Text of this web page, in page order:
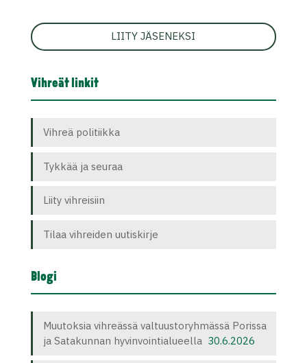
LIITY JÄSENEKSI
Vihreät linkit
Vihreä politiikka
Tykkää ja seuraa
Liity vihreisiin
Tilaa vihreiden uutiskirje
Blogi
Muutoksia vihreässä valtuustoryhmässä Porissa
ja Satakunnan hyvinvointialueella 30.6.2026